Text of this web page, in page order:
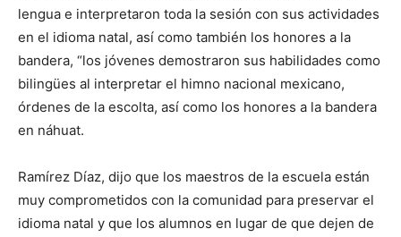
lengua e interpretaron toda la sesión con sus actividades
en el idioma natal, así como también los honores a la
bandera, “los jóvenes demostraron sus habilidades como
bilingües al interpretar el himno nacional mexicano,
órdenes de la escolta, así como los honores a la bandera
en náhuat.
Ramírez Díaz, dijo que los maestros de la escuela están
muy comprometidos con la comunidad para preservar el
idioma natal y que los alumnos en lugar de que dejen de